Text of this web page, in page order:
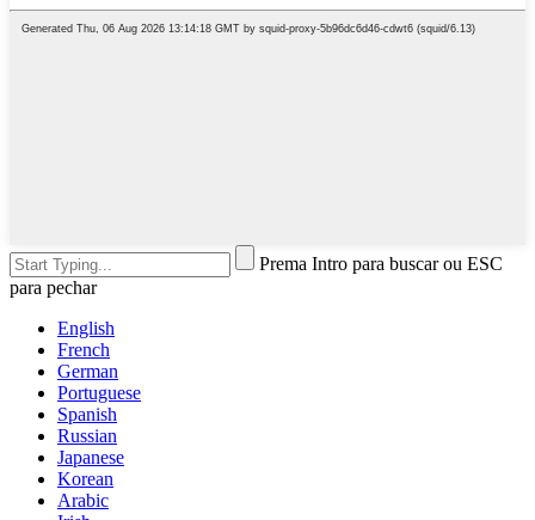
Prema Intro para buscar ou ESC
para pechar
English
French
German
Portuguese
Spanish
Russian
Japanese
Korean
Arabic